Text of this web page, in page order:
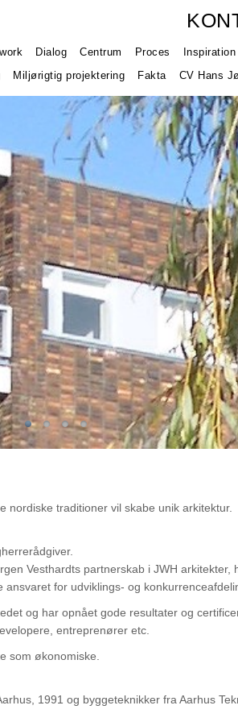
Dialog Centrum Proces Inspiration
Miljørigtig projektering Fakta CV Hans
nordiske traditioner vil skabe unik arkitektur.
Vesthardts partnerskab i JWH
for udviklings- og
og har opnået gode resultater og
entreprenører etc.
som økonomiske.
1991 og byggeteknikker fra Aarhus